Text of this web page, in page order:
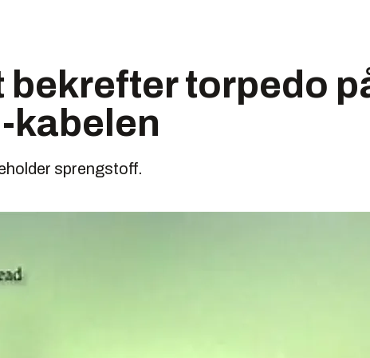
bekrefter torpedo
kabelen
sprengstoff.